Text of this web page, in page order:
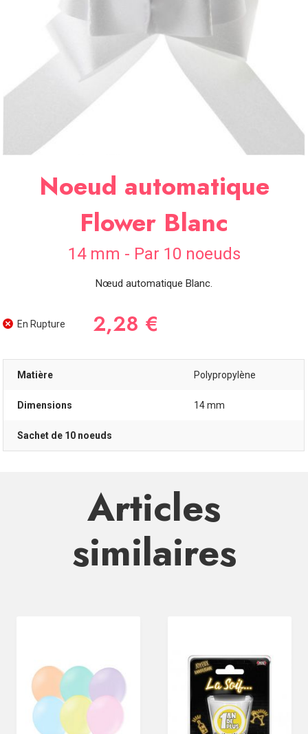
DÉCO
TABLE
CONTACT
Noeud automatique
Flower Blanc
14 mm - Par 10 noeuds
Nœud automatique Blanc.
En Rupture 2,28 €
Matière Polypropylène
Dimensions 14 mm
Sachet de 10 noeuds
Articles
similaires